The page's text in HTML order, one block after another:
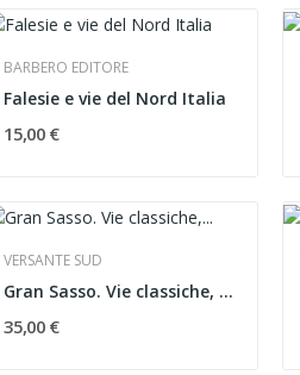
BARBERO EDITORE
Falesie e vie del Nord Italia
15,00 €
VERSANTE SUD
Gran Sasso. Vie classiche, moderne e...
35,00 €